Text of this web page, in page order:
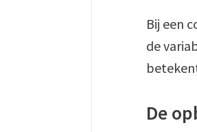
Bij een
de
De